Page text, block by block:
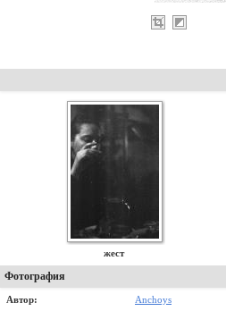
жест
Фотография
Автор: Anchoys